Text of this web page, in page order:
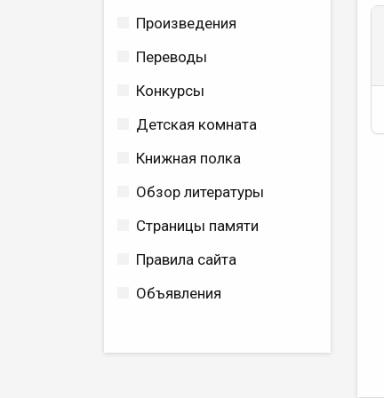
Произведения
Переводы
Конкурсы
Детская комната
Книжная полка
Обзор литературы
Страницы памяти
Правила сайта
Объявления